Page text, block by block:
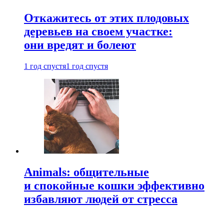
Откажитесь от этих плодовых
деревьев на своем участке:
они вредят и болеют
1 год спустя1 год спустя
Animals: общительные
и спокойные кошки эффективно
избавляют людей от стресса